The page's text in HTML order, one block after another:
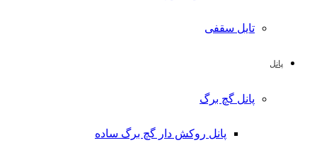
تایل سقفی
پانل
پانل گچ برگ
پانل روکش دار گچ برگ ساده